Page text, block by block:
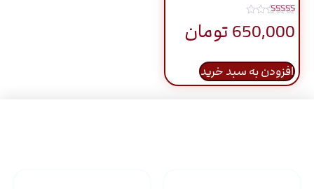
نمره
5.00
از 5
650,000تومان
افزودن به سبد خرید